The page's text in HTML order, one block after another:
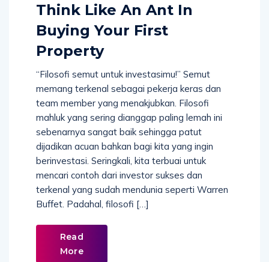
Think Like An Ant In
Buying Your First
Property
“Filosofi semut untuk investasimu!” Semut
memang terkenal sebagai pekerja keras dan
team member yang menakjubkan. Filosofi
mahluk yang sering dianggap paling lemah ini
sebenarnya sangat baik sehingga patut
dijadikan acuan bahkan bagi kita yang ingin
berinvestasi. Seringkali, kita terbuai untuk
mencari contoh dari investor sukses dan
terkenal yang sudah mendunia seperti Warren
Buffet. Padahal, filosofi […]
Read
More